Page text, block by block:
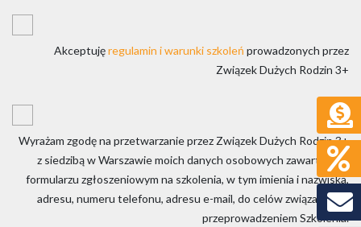
Akceptujęregulamin i warunki szkoleń prowadzonych przez
Związek Dużych Rodzin 3+
Wyrażam zgodę na przetwarzanie przez Związek Dużych Rodzin 3+
z siedzibą w Warszawie moich danych osobowych zawartych w
formularzu zgłoszeniowym na szkolenia, w tym imienia i nazwiska,
adresu, numeru telefonu, adresu e-mail, do celów związanych z
przeprowadzeniem Szkolenia.